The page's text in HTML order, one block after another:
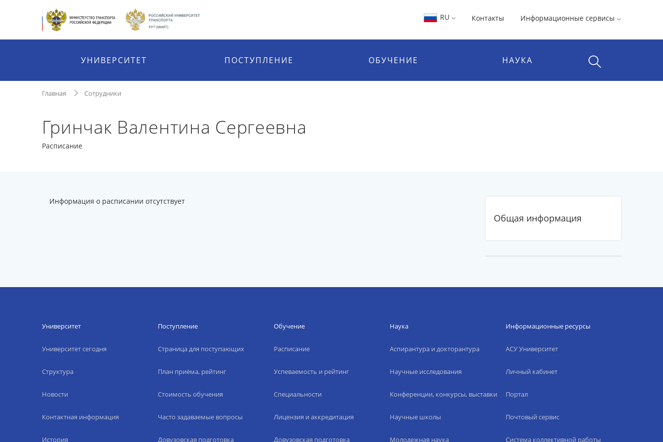
RU Контакты Информационные сервисы
УНИВЕРСИТЕТ ПОСТУПЛЕНИЕ ОБУЧЕНИЕ НАУКА
Главная Сотрудники
Гринчак Валентина Сергеевна
Расписание
Информация о расписании отсутствует
Общая информация
Университет
Университет сегодня
Структура
Новости
Контактная информация
История
Поступление
Страница для поступающих
План приёма, рейтинг
Стоимость обучения
Часто задаваемые вопросы
Довузовская подготовка
Обучение
Расписание
Успеваемость и рейтинг
Специальности
Лицензия и аккредитация
Довузовская подготовка
Наука
Аспирантура и докторантура
Научные исследования
Конференции, конкурсы, выставки
Научные школы
Молодежная наука
Информационные ресурсы
АСУ Университет
Личный кабинет
Портал
Почтовый сервис
Система коллективной работы